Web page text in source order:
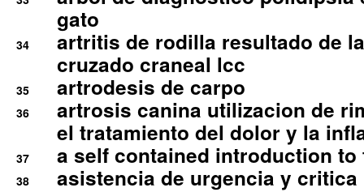
gato
34
artritis de rodilla resultado de
cruzado craneal lcc
35 artrodesis de carpo
36
artrosis canina utilizacion de
el tratamiento del dolor y la
37 a self contained introduction
38 asistencia de urgencia y